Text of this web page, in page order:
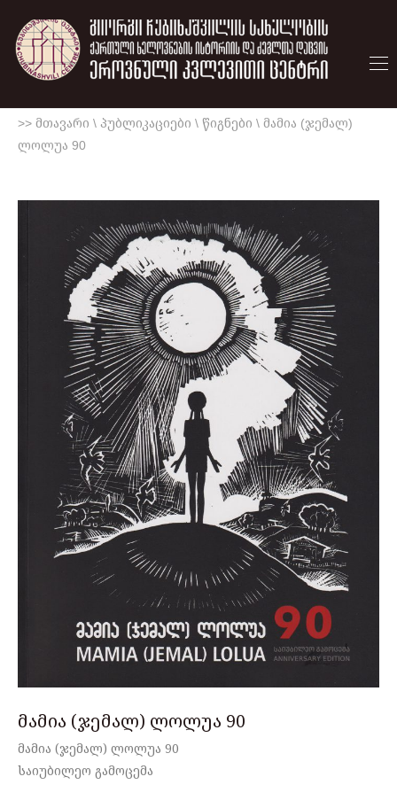
>> მთავარი \ პუბლიკაციები \ წიგნები \ მამია (ჯემალ)
ლოლუა 90
მამია (ჯემალ) ლოლუა 90
მამია (ჯემალ) ლოლუა 90
საიუბილეო გამოცემა